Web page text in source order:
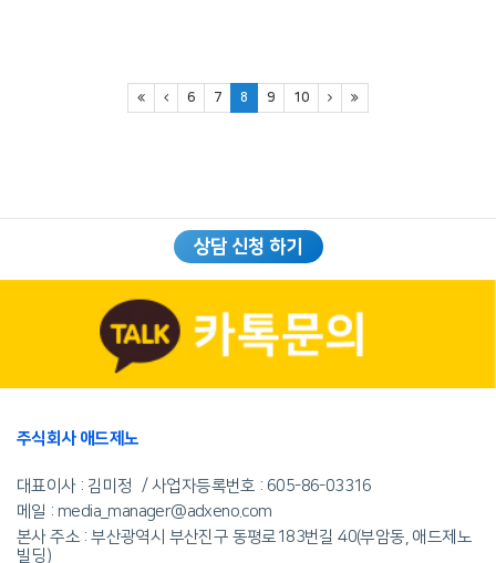
6 7 8 9 10
상담 신청 하기
주식회사 애드제노
대표이사 : 김미정 사업자등록번호 : 605-86-03316
메일 : media_manager@adxeno.com
본사 주소 : 부산광역시 부산진구 동평로183번길 40(부암동, 애드제노
빌딩)